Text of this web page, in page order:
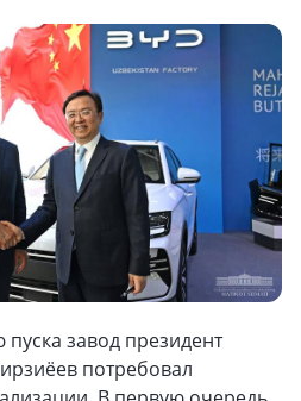
завод президент
потребовал